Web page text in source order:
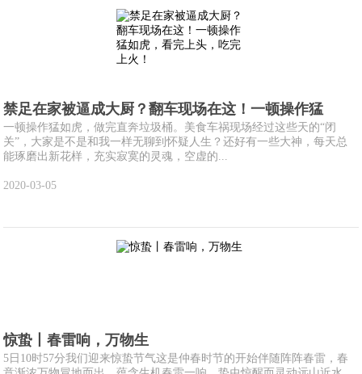
禁足在家被逼成大厨？翻车现场在这！一顿操作猛
一顿操作猛如虎，做完直奔垃圾桶。美食车祸现场经过这些天的“闭
关”，大家是不是和我一样无聊到怀疑人生？还好有一些大神，每天总
能琢磨出新花样，充实寂寞的灵魂，空虚的...
2020-03-05
惊蛰丨春雷响，万物生
5日10时57分我们迎来惊蛰节气这是仲春时节的开始伴随阵阵春雷，春